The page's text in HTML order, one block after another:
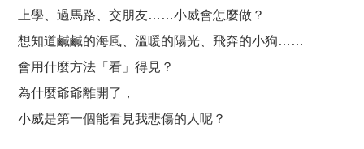
上學、過馬路、交朋友……小威會怎麼做？
想知道鹹鹹的海風、溫暖的陽光、飛奔的小狗……
會用什麼方法「看」得見？
為什麼爺爺離開了，
小威是第一個能看見我悲傷的人呢？